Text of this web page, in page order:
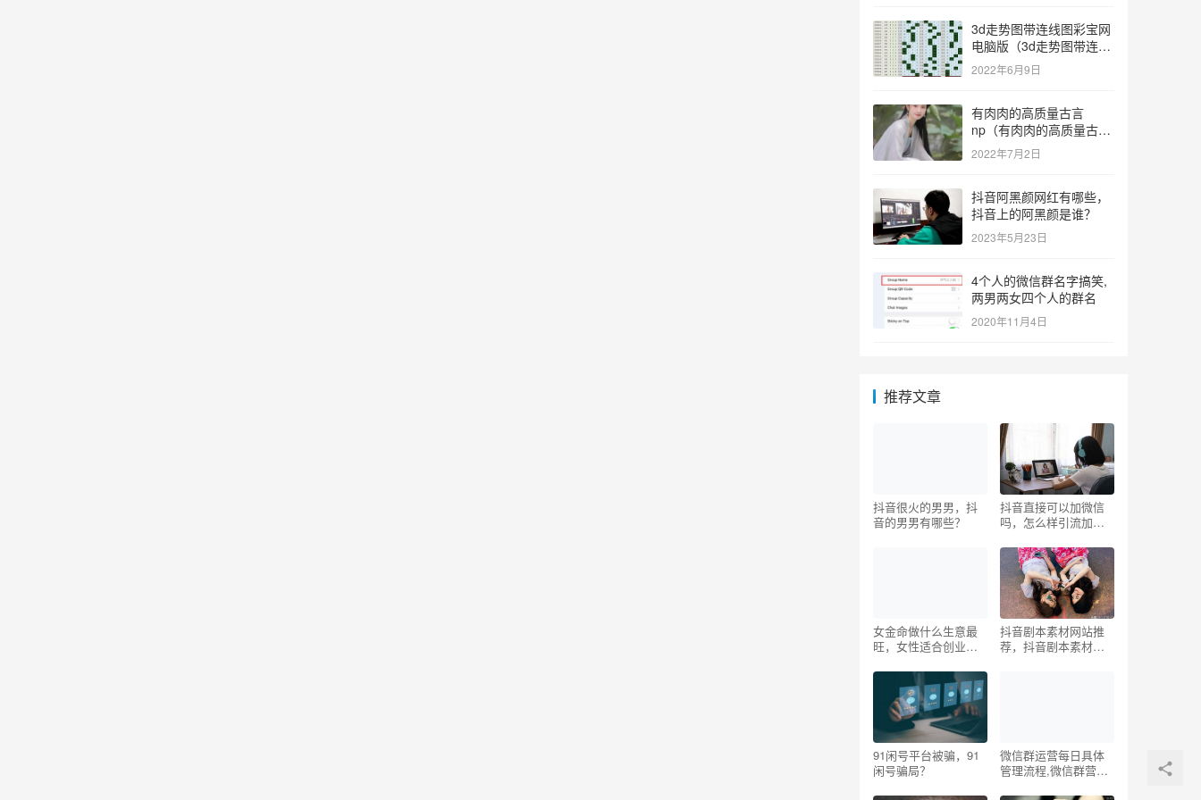
3d走势图带连线图彩宝网
电脑版（3d走势图带连线
图彩宝网手机版）
2022年6月9日
有肉肉的高质量古言
np（有肉肉的高质量古言
np推荐）
2022年7月2日
抖音阿黑颜网红有哪些，
抖音上的阿黑颜是谁？
2023年5月23日
4个人的微信群名字搞笑,
两男两女四个人的群名
2020年11月4日
推荐文章
抖音很火的男男，抖
音的男男有哪些？
抖音直接可以加微信
吗，怎么样引流加微
女金命做什么生意最
旺，女性适合创业什
抖音剧本素材网站推
荐，抖音剧本素材网
91闲号平台被骗，91
闲号骗局？
微信群运营每日具体
管理流程,微信群营销